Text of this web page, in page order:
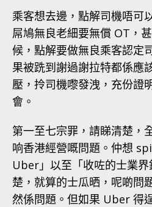
乘客想去邊，點解司機唔可
屌鳩無良老細要無償 OT，
候，點解要做無良乘客認定
果被跣到謝過謝拉特都係應
壓，拎司機嚟發洩，充份證
會。
第一至七宗罪，請睇清楚，
响香港經營嘅問題。仲想
Uber」以至「收咗的士業
楚，就算的士瓜晒，呢啲問
然係問題。但如果 Uber 得